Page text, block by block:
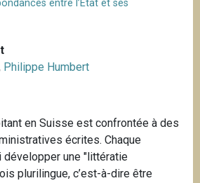
entre l’Etat et ses
Philippe Humbert
en Suisse est confrontée à des
écrites. Chaque
développer une "littératie
plurilingue, c’est-à-dire être